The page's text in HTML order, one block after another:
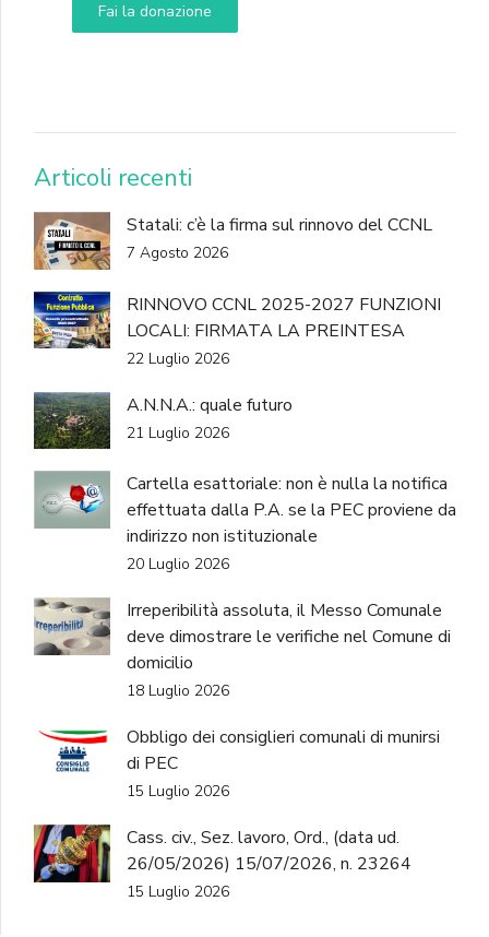
Fai la donazione
DONA
Articoli recenti
Statali: c’è la firma sul rinnovo del CCNL
7 Agosto 2026
RINNOVO CCNL 2025-2027 FUNZIONI
LOCALI: FIRMATA LA PREINTESA
22 Luglio 2026
A.N.N.A.: quale futuro
21 Luglio 2026
Cartella esattoriale: non è nulla la notifica
effettuata dalla P.A. se la PEC proviene da
indirizzo non istituzionale
20 Luglio 2026
Irreperibilità assoluta, il Messo Comunale
deve dimostrare le verifiche nel Comune di
domicilio
18 Luglio 2026
Obbligo dei consiglieri comunali di munirsi
di PEC
15 Luglio 2026
Cass. civ., Sez. lavoro, Ord., (data ud.
26/05/2026) 15/07/2026, n. 23264
15 Luglio 2026